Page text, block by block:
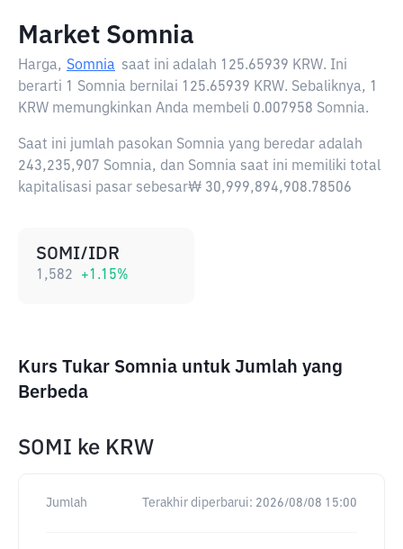
Market Somnia
Harga, Somnia saat ini adalah 125.65939 KRW. Ini
berarti 1 Somnia bernilai 125.65939 KRW. Sebaliknya, 1
KRW memungkinkan Anda membeli 0.007958 Somnia.
Saat ini jumlah pasokan Somnia yang beredar adalah
243,235,907 Somnia, dan Somnia saat ini memiliki total
kapitalisasi pasar sebesar₩ 30,999,894,908.78506
SOMI/IDR
1,582 +1.15%
Kurs Tukar Somnia untuk Jumlah yang
Berbeda
SOMI ke KRW
Jumlah Terakhir diperbarui: 2026/08/08 15:00